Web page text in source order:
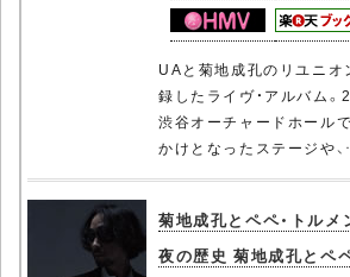
UAと菊地成孔のリユニオ
録したライヴ・アルバム。
渋谷オーチャードホール
かけとなったステージや
菊地成孔とペペ・トルメ
夜の歴史 菊地成孔とペ